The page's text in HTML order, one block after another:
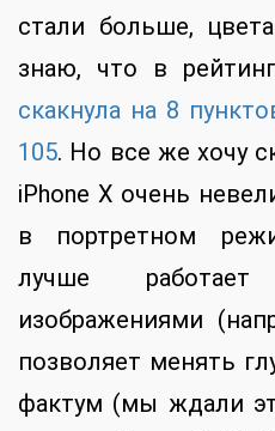
стали больше,
знаю, что в
скакнула на 8
105. Но все же хочу
iPhone X очень
в портретном
лучше
изображениями
позволяет менять
фактум (мы ждали